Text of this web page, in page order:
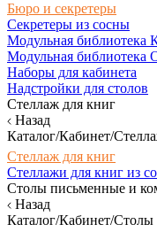
Бюро и секретеры
Секретеры из сосны
Модульная библиотека
Модульная библиотека
Наборы для кабинета
Надстройки для столов
Стеллаж для книг
Назад
Каталог/Кабинет/
Стеллаж для книг
Стеллажи для книг из
Столы письменные и
Назад
Каталог/Кабинет/